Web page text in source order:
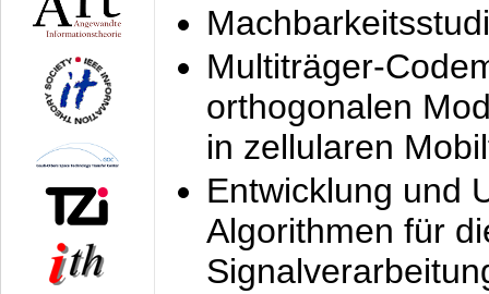
Multiträger-
orthogonalen
in zellularen
Entwicklung und
Algorithmen für